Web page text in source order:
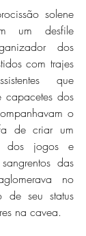
solene
um desfile
dos
com trajes
que
capacetes dos
o
de criar um
dos jogos e
das
no
de seu status
na cavea.